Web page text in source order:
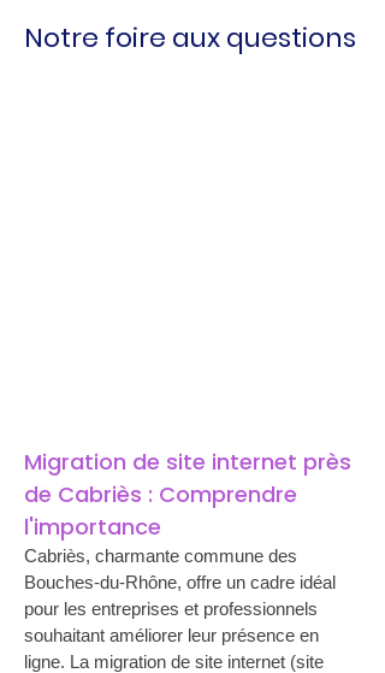
Notre foire aux questions
Migration de site internet près
de Cabriès : Comprendre
l'importance
Cabriès, charmante commune des
Bouches-du-Rhône, offre un cadre idéal
pour les entreprises et professionnels
souhaitant améliorer leur présence en
ligne. La migration de site internet (site